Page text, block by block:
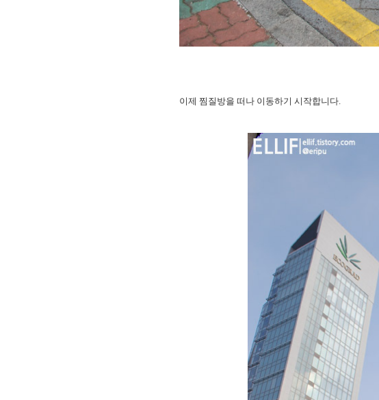
이제 찜질방을 떠나 이동하기 시작합니다.